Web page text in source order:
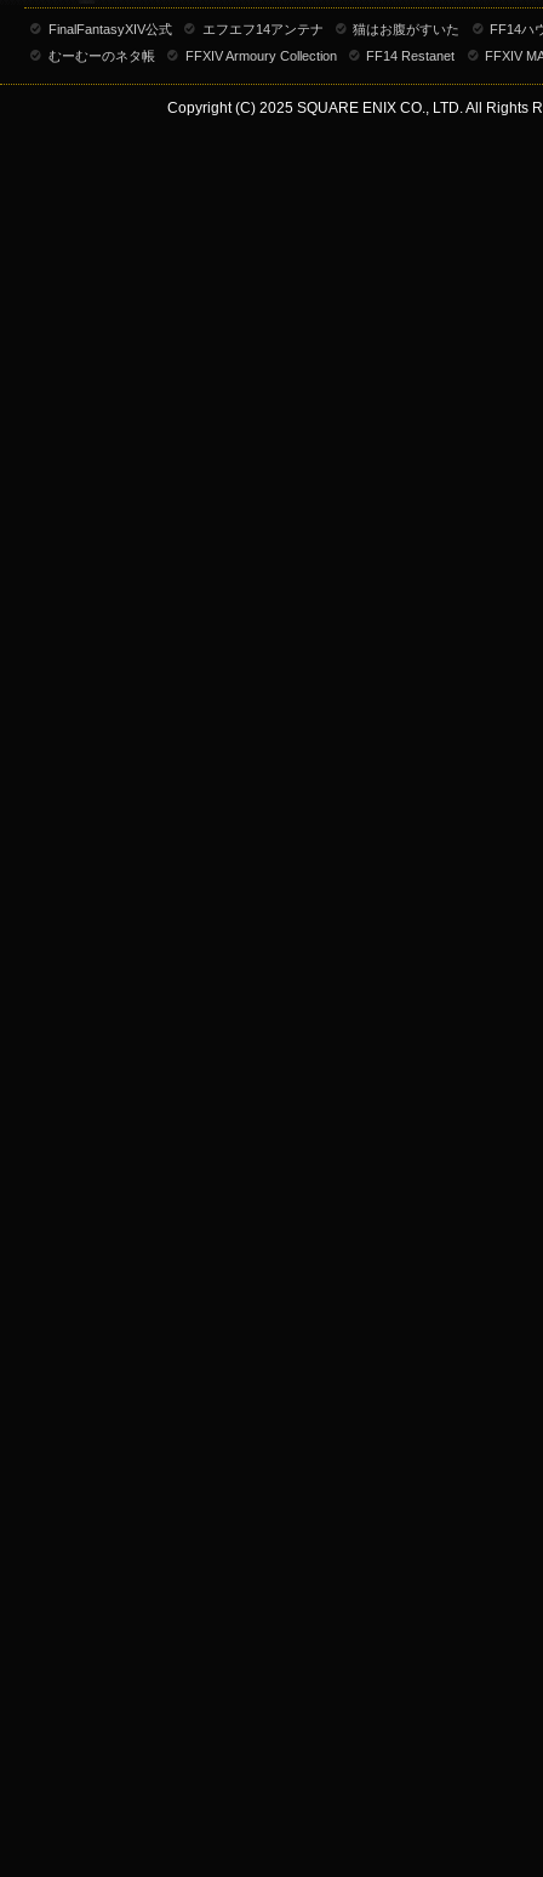
FinalFantasyXIV公式 エフエフ14アンテナ 猫はお腹がすいた
FF14ハ
むーむーのネタ帳
FFXIV Armoury Collection FF14 Restanet FFXIV
Copyright (C) 2025 SQUARE ENIX CO., LTD. All Rights